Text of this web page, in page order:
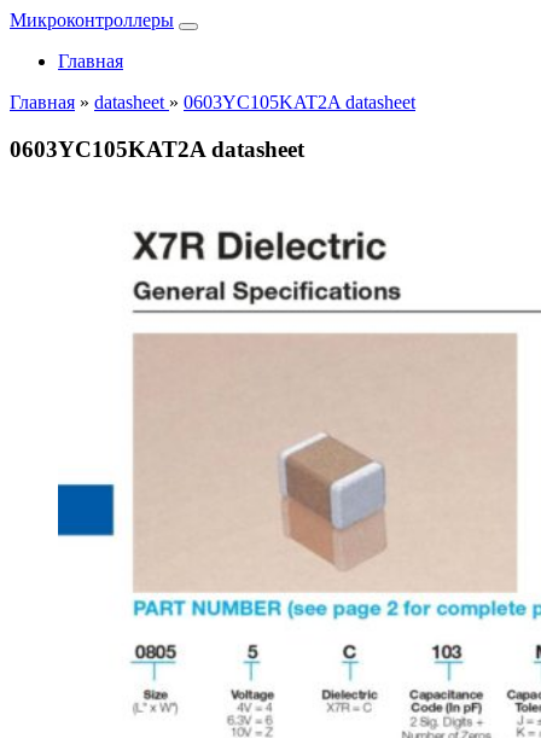
Микроконтроллеры
Главная
Главная » datasheet » 0603YC105KAT2A datasheet
0603YC105KAT2A datasheet